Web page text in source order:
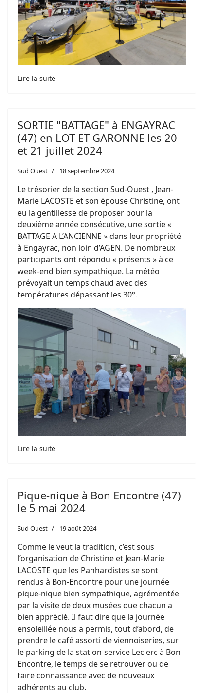
Lire la suite
SORTIE "BATTAGE" à ENGAYRAC
(47) en LOT ET GARONNE les 20
et 21 juillet 2024
Sud Ouest 18 septembre 2024
Le trésorier de la section Sud-Ouest , Jean-
Marie LACOSTE et son épouse Christine, ont
eu la gentillesse de proposer pour la
deuxième année consécutive, une sortie «
BATTAGE A L’ANCIENNE » dans leur propriété
à Engayrac, non loin d’AGEN. De nombreux
participants ont répondu « présents » à ce
week-end bien sympathique. La météo
prévoyait un temps chaud avec des
températures dépassant les 30°.
Lire la suite
Pique-nique à Bon Encontre (47)
le 5 mai 2024
Sud Ouest 19 août 2024
Comme le veut la tradition, c’est sous
l’organisation de Christine et Jean-Marie
LACOSTE que les Panhardistes se sont
rendus à Bon-Encontre pour une journée
pique-nique bien sympathique, agrémentée
par la visite de deux musées que chacun a
bien apprécié. Il faut dire que la journée
ensoleillée nous a permis, tout d’abord, de
prendre le café assorti de viennoiseries, sur
le parking de la station-service Leclerc à Bon
Encontre, le temps de se retrouver ou de
faire connaissance avec de nouveaux
adhérents au club.